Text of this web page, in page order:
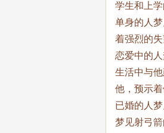
学生和上
单身的人
着强烈的
恋爱中的
生活中与
他，预示
已婚的人
梦见射弓